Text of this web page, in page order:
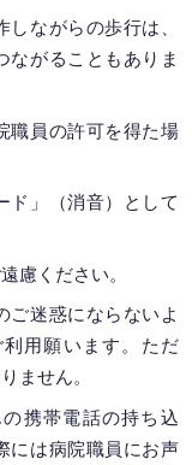
ながらの歩行は、
ながることもありま
職員の許可を得た場
ド」（消音）として
慮ください。
ご迷惑にならないよ
用願います。ただ
ません。
携帯電話の持ち込
には病院職員にお声